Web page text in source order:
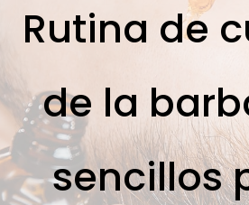
Rutina de
de la
sencillos